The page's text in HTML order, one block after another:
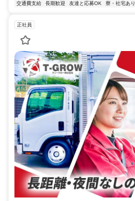
交通費支給
長期歓迎 友達と応募OK 寮・社宅あり
正社員